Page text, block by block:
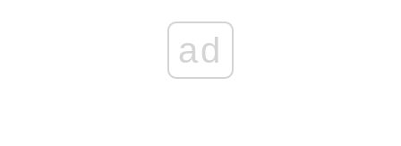
ad